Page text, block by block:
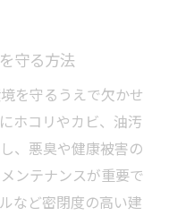
守る方法
を守るうえで欠かせ
ホコリやカビ、油汚
、悪臭や健康被害の
ンテナンスが重要で
など密閉度の高い建